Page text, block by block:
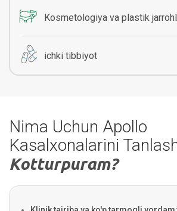
Kosmetologiya va plastik
ichki tibbiyot
Nima Uchun Apollo
Kasalxonalarini
Kotturpuram?